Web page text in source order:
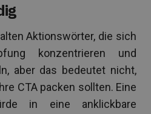
Aktionswörter, die sich
konzentrieren und
aber das bedeutet nicht,
CTA packen sollten. Eine
in eine anklickbare